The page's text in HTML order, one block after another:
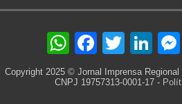
WhatsApp
Copyright 2025 © Jornal Imprensa
CNPJ 19757313-0001-17 -